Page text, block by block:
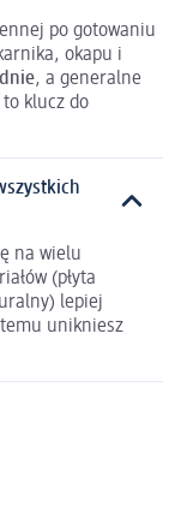
po gotowaniu
okapu i
, a generalne
klucz do
na wielu
(płyta
lepiej
unikniesz